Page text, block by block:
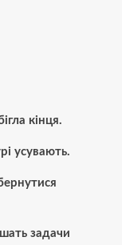
кінця.
усувають.
задачи